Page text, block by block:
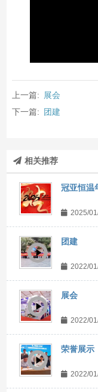
上一篇:
展会
下一篇: 团建
相关推荐
冠亚恒温
2025/
团建
2022/
展会
2022/
荣誉展示
2022/